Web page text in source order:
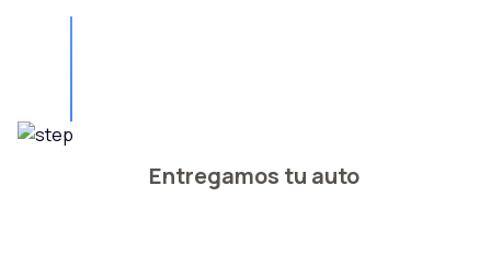
Entregamos tu auto